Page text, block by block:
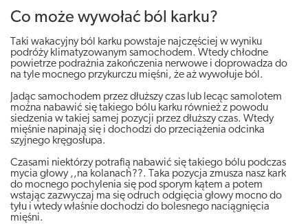
Co może wywołać ból karku?
Taki wakacyjny ból karku powstaje najczęściej w wyniku
podróży klimatyzowanym samochodem. Wtedy chłodne
powietrze podrażnia zakończenia nerwowe i doprowadza do
na tyle mocnego przykurczu mięśni, że aż wywołuje ból.
Jadąc samochodem przez dłuższy czas lub lecąc samolotem
można nabawić się takiego bólu karku również z powodu
siedzenia w takiej samej pozycji przez dłuższy czas. Wtedy
mięśnie napinają się i dochodzi do przeciążenia odcinka
szyjnego kręgosłupa.
Czasami niektórzy potrafią nabawić się takiego bólu podczas
mycia głowy ,,na kolanach??. Taka pozycja zmusza nasz kark
do mocnego pochylenia się pod sporym kątem a potem
wstając zazwyczaj ma się odruch odgięcia głowy mocno do
tyłu i wtedy właśnie dochodzi do bolesnego naciągnięcia
mięśni.